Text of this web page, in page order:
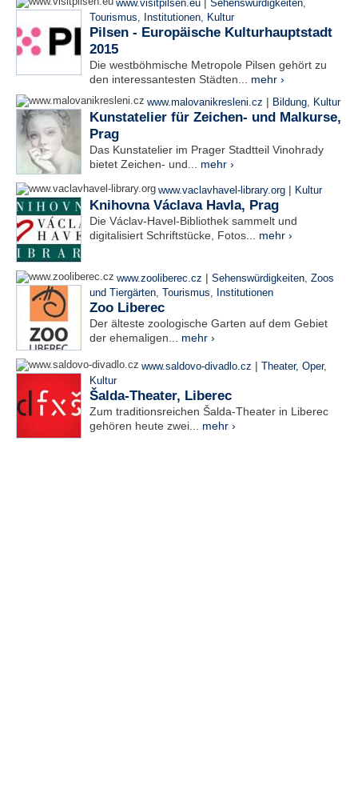
www.visitpilsen.eu Sehenswürdigkeiten,
Tourismus, Institutionen, Kultur
Pilsen - Europäische Kulturhauptstadt
2015
Die westböhmische Metropole Pilsen gehört zu
den interessantesten Städten... mehr ›
www.malovanikresleni.cz | Bildung, Kultur
Kunstatelier für Zeichen- und Malkurse,
Prag
Das Kunstatelier im Prager Stadtteil Vinohrady
bietet Zeichen- und... mehr ›
www.vaclavhavel-library.org | Kultur
Knihovna Václava Havla, Prag
Die Václav-Havel-Bibliothek sammelt und
digitalisiert Schriftstücke, Fotos... mehr ›
www.zooliberec.cz | Sehenswürdigkeiten, Zoos
und Tiergärten, Tourismus, Institutionen
Zoo Liberec
Der älteste zoologische Garten auf dem Gebiet
der ehemaligen... mehr ›
www.saldovo-divadlo.cz | Theater, Oper,
Kultur
Šalda-Theater, Liberec
Zum traditionsreichen Šalda-Theater in Liberec
gehören heute zwei... mehr ›